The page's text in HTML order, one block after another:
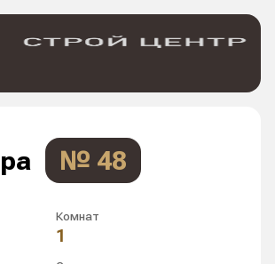
№ 48
Комнат
1